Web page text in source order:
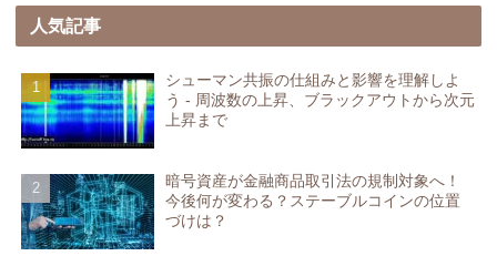
人気記事
シューマン共振の仕組みと影響を理解しよ
う - 周波数の上昇、ブラックアウトから次元
上昇まで
暗号資産が金融商品取引法の規制対象へ！
今後何が変わる？ステーブルコインの位置
づけは？